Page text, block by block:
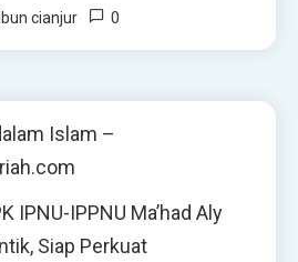
cianjur 0
Islam –
IPNU-IPPNU Ma’had Aly
Siap Perkuat